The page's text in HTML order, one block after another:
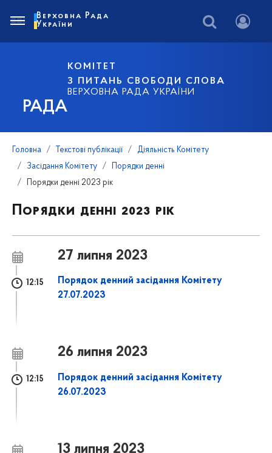
РАДА
КОМІТЕТ
З ПИТАНЬ СВОБОДИ СЛОВА
ВЕРХОВНА РАДА УКРАЇНИ
Верховна Рада
України
Головна Текстові публікації
Діяльність Комітету
Засідання Комітету
Порядки денні
Порядки денні 2023 рік
Порядки денні 2023 рік
27 липня 2023
12:15
Порядок денний засідання Комітету
27.07.2023
26 липня 2023
12:15
Порядок денний засідання Комітету
26.07.2023
13 липня 2023